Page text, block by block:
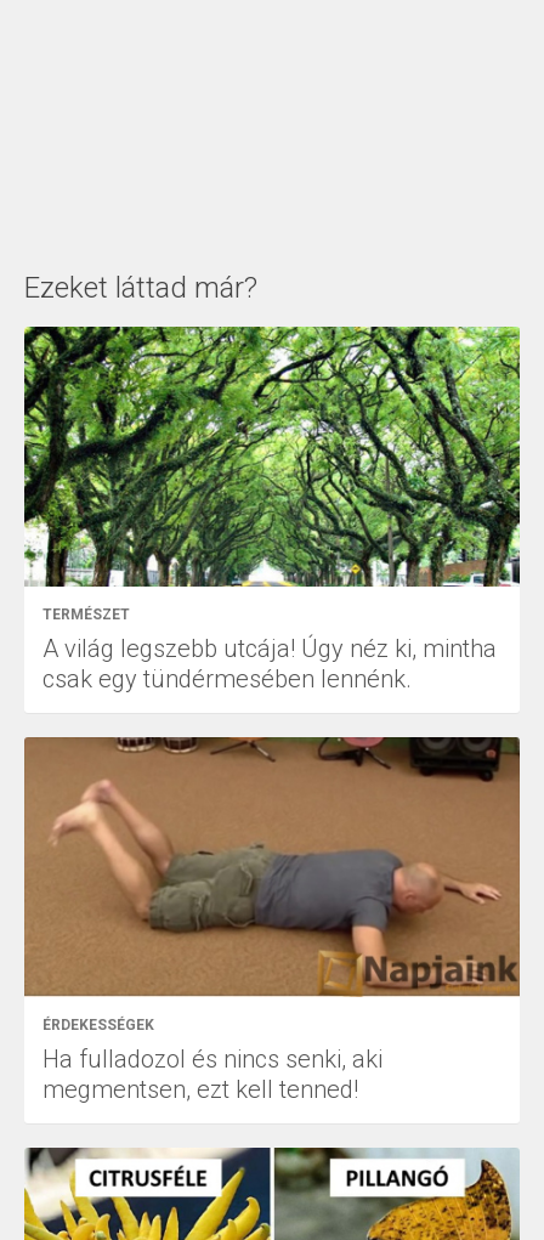
Ezeket láttad már?
TERMÉSZET
A világ legszebb utcája! Úgy néz ki, mintha
csak egy tündérmesében lennénk.
ÉRDEKESSÉGEK
Ha fulladozol és nincs senki, aki
megmentsen, ezt kell tenned!